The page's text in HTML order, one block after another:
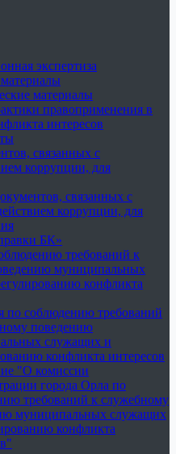
экспертиза
материалы
правоприменения в
интересов
связанных с
коррупции, для
связанных с
коррупции, для
БК»
требований к
муниципальных
конфликта
по соблюдению требований
поведению
служащих и
конфликта интересов
"О комиссии
города Орла по
требований к служебному
муниципальных служащих
конфликта